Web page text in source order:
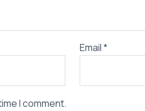
Email*
I comment.